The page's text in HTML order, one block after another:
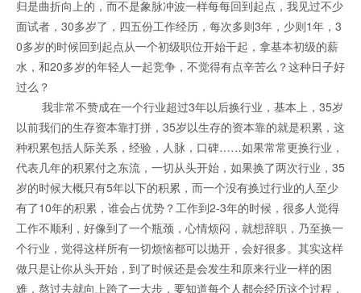
归是曲折向上的，而不是象脉冲波一样每每回到起点，我见过不少
面试者，30多岁了，四五份工作经历，每次多则3年，少则1年，3
0多岁的时候回到起点从一个初级职位开始干起，拿基本初级的薪
水，和20多岁的年轻人一起竞争，不觉得有点辛苦么？这种日子好
过么？
我非常不赞成在一个行业超过3年以后换行业，基本上，35岁
以前我们的生存资本靠打拼，35岁以生存的资本靠的就是积累，这
种积累包括人际关系，经验，人脉，口碑……如果常常更换行业，
代表几年的积累付之东流，一切从头开始，如果换了两次行业，35
岁的时候大概只有5年以下的积累，而一个没有换过行业的人至少
有了10年的积累，谁会占优势？工作到2-3年的时候，很多人觉得
工作不顺利，好像到了一个瓶颈，心情烦闷，就想辞职，乃至换一
个行业，觉得这样所有一切烦恼都可以抛开，会好很多。其实这样
做只是让你从头开始，到了时候还是会发生和原来行业一样的困
难，熬过去就向上跨了一大步，要知道每个人都会经历这个过程，